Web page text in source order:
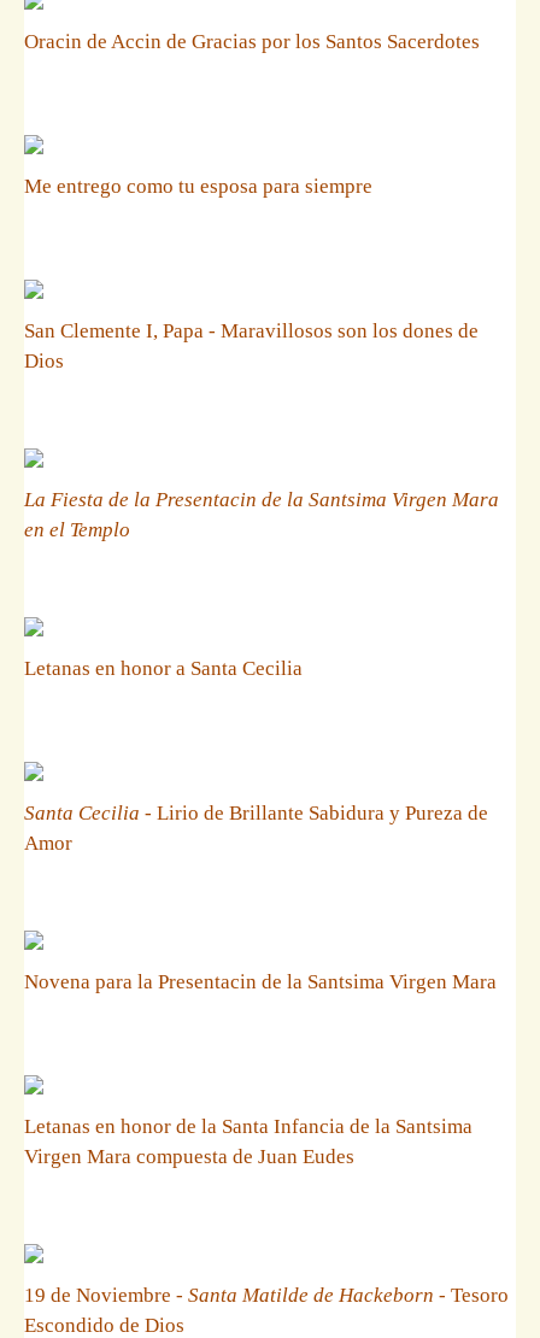
Oracin de Accin de Gracias por los Santos Sacerdotes
Me entrego como tu esposa para siempre
San Clemente I, Papa - Maravillosos son los dones de
Dios
La Fiesta de la Presentacin de la Santsima Virgen Mara
en el Templo
Letanas en honor a Santa Cecilia
Santa Cecilia - Lirio de Brillante Sabidura y Pureza de
Amor
Novena para la Presentacin de la Santsima Virgen Mara
Letanas en honor de la Santa Infancia de la Santsima
Virgen Mara compuesta de Juan Eudes
19 de Noviembre - Santa Matilde de Hackeborn - Tesoro
Escondido de Dios